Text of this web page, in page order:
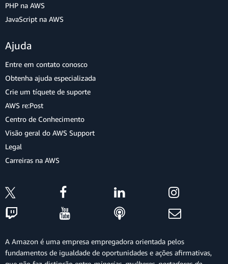
PHP na AWS
JavaScript na AWS
Ajuda
Entre em contato conosco
Obtenha ajuda especializada
Crie um tíquete de suporte
AWS re:Post
Centro de Conhecimento
Visão geral do AWS Support
Legal
Carreiras na AWS
A Amazon é uma empresa empregadora orientada pelos
fundamentos de igualdade de oportunidades e ações afirmativas,